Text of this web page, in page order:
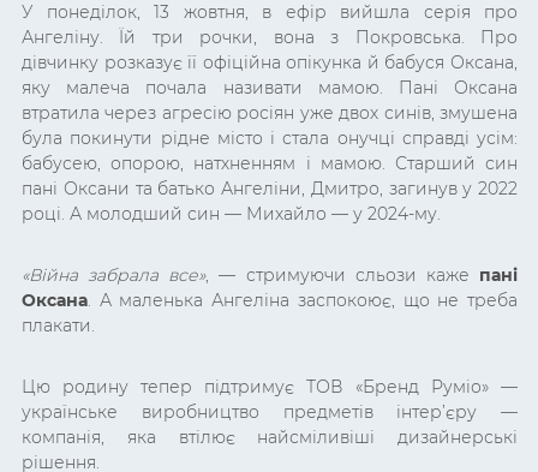
У понеділок, 13 жовтня, в ефір вийшла серія про
Ангеліну. Їй три рочки, вона з Покровська. Про
дівчинку розказує її офіційна опікунка й бабуся Оксана,
яку малеча почала називати мамою. Пані Оксана
втратила через агресію росіян уже двох синів, змушена
була покинути рідне місто і стала онучці справді усім:
бабусею, опорою, натхненням і мамою. Старший син
пані Оксани та батько Ангеліни, Дмитро, загинув у 2022
році. А молодший син — Михайло — у 2024-му.
«Війна забрала все», — стримуючи сльози каже пані
Оксана. А маленька Ангеліна заспокоює, що не треба
плакати.
Цю родину тепер підтримує ТОВ «Бренд Руміо» —
українське виробництво предметів інтер’єру —
компанія, яка втілює найсміливіші дизайнерські
рішення.